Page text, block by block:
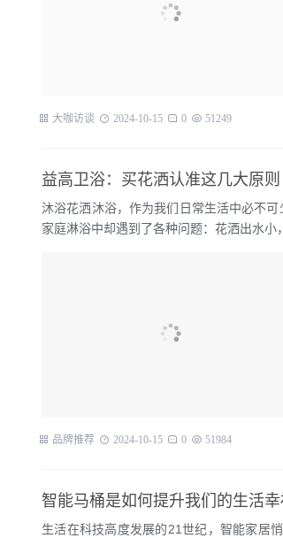
大咖访谈 2024-10-15 0 51249
益高卫浴：买花洒认准这几大原则
沐浴花洒沐浴，作为我们日常生活中必不
家庭淋浴中却遇到了各种问题：花洒出水小
品牌推荐 2024-10-15 0 51984
智能马桶是如何提升我们的生活幸
生活在科技高度发展的21世纪，智能家居